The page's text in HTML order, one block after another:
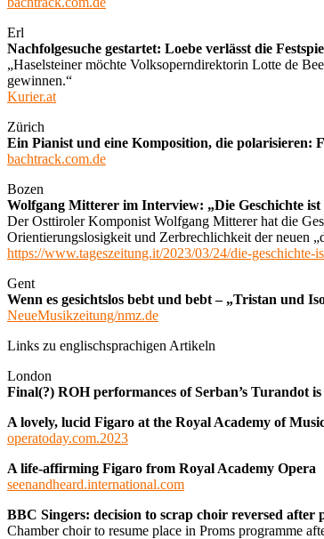
Erl
Nachfolgesuche gestartet: Loebe verlässt die
„Haselsteiner möchte Volksoperndirektorin Lotte de
gewinnen.“
Kurier.at
Zürich
Ein Pianist und eine Komposition, die polarisieren:
bachtrack.com.de
Bozen
Wolfgang Mitterer im Interview: „Die Geschichte
Der Osttiroler Komponist Wolfgang Mitterer hat die
Orientierungslosigkeit und Zerbrechlichkeit der neuen
https://www.tageszeitung.it/2023/03/24/die-geschichte-
Gent
Wenn es gesichtslos bebt und bebt – „Tristan und
NeueMusikzeitung/nmz.de
Links zu englischsprachigen Artikeln
London
Final(?) ROH performances of Serban’s
A lovely, lucid Figaro at the Royal Academy of
operatoday.com.2023
A life-affirming Figaro from Royal Academy Opera
seenandheard.international.com
BBC Singers: decision to scrap choir reversed after
Chamber choir to resume place in Proms programme